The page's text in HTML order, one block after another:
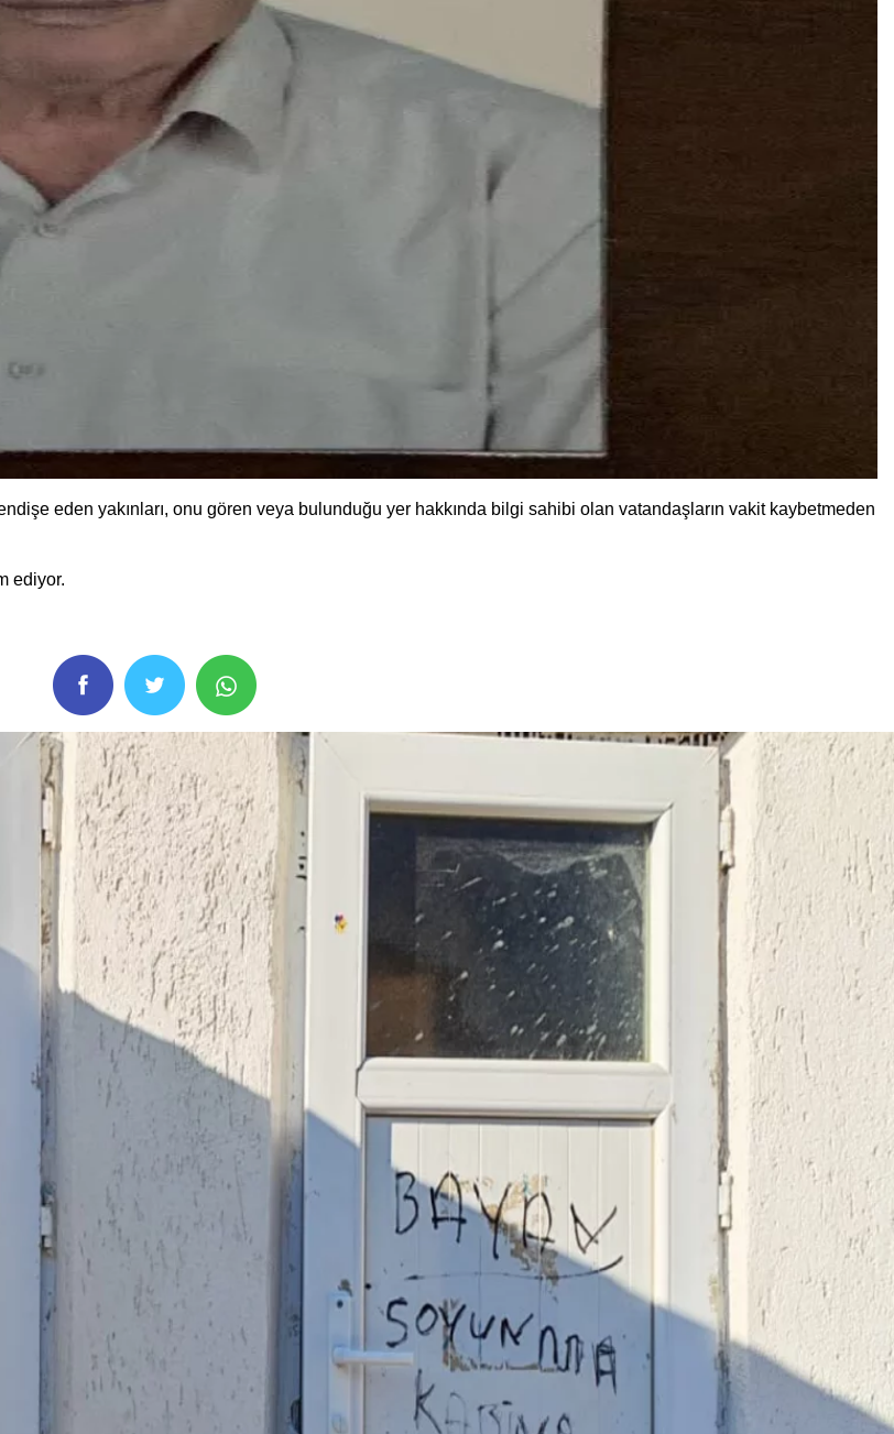
eden yakınları, onu gören veya bulunduğu yer hakkında bilgi sahibi olan vatandaşların vakit kaybetmeden
ediyor.